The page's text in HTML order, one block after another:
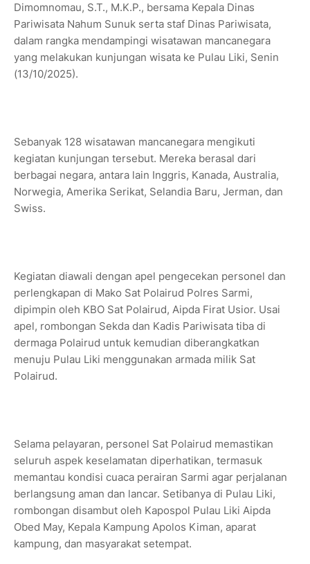
Dimomnomau, S.T., M.K.P., bersama Kepala Dinas
Pariwisata Nahum Sunuk serta staf Dinas Pariwisata,
dalam rangka mendampingi wisatawan mancanegara
yang melakukan kunjungan wisata ke Pulau Liki, Senin
(13/10/2025).
Sebanyak 128 wisatawan mancanegara mengikuti
kegiatan kunjungan tersebut. Mereka berasal dari
berbagai negara, antara lain Inggris, Kanada, Australia,
Norwegia, Amerika Serikat, Selandia Baru, Jerman, dan
Swiss.
Kegiatan diawali dengan apel pengecekan personel dan
perlengkapan di Mako Sat Polairud Polres Sarmi,
dipimpin oleh KBO Sat Polairud, Aipda Firat Usior. Usai
apel, rombongan Sekda dan Kadis Pariwisata tiba di
dermaga Polairud untuk kemudian diberangkatkan
menuju Pulau Liki menggunakan armada milik Sat
Polairud.
Selama pelayaran, personel Sat Polairud memastikan
seluruh aspek keselamatan diperhatikan, termasuk
memantau kondisi cuaca perairan Sarmi agar perjalanan
berlangsung aman dan lancar. Setibanya di Pulau Liki,
rombongan disambut oleh Kapospol Pulau Liki Aipda
Obed May, Kepala Kampung Apolos Kiman, aparat
kampung, dan masyarakat setempat.